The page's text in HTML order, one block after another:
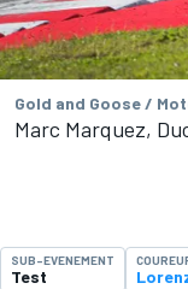
Gold and Goose /
Marc Marquez,
SUB-EVENEMENT
Test